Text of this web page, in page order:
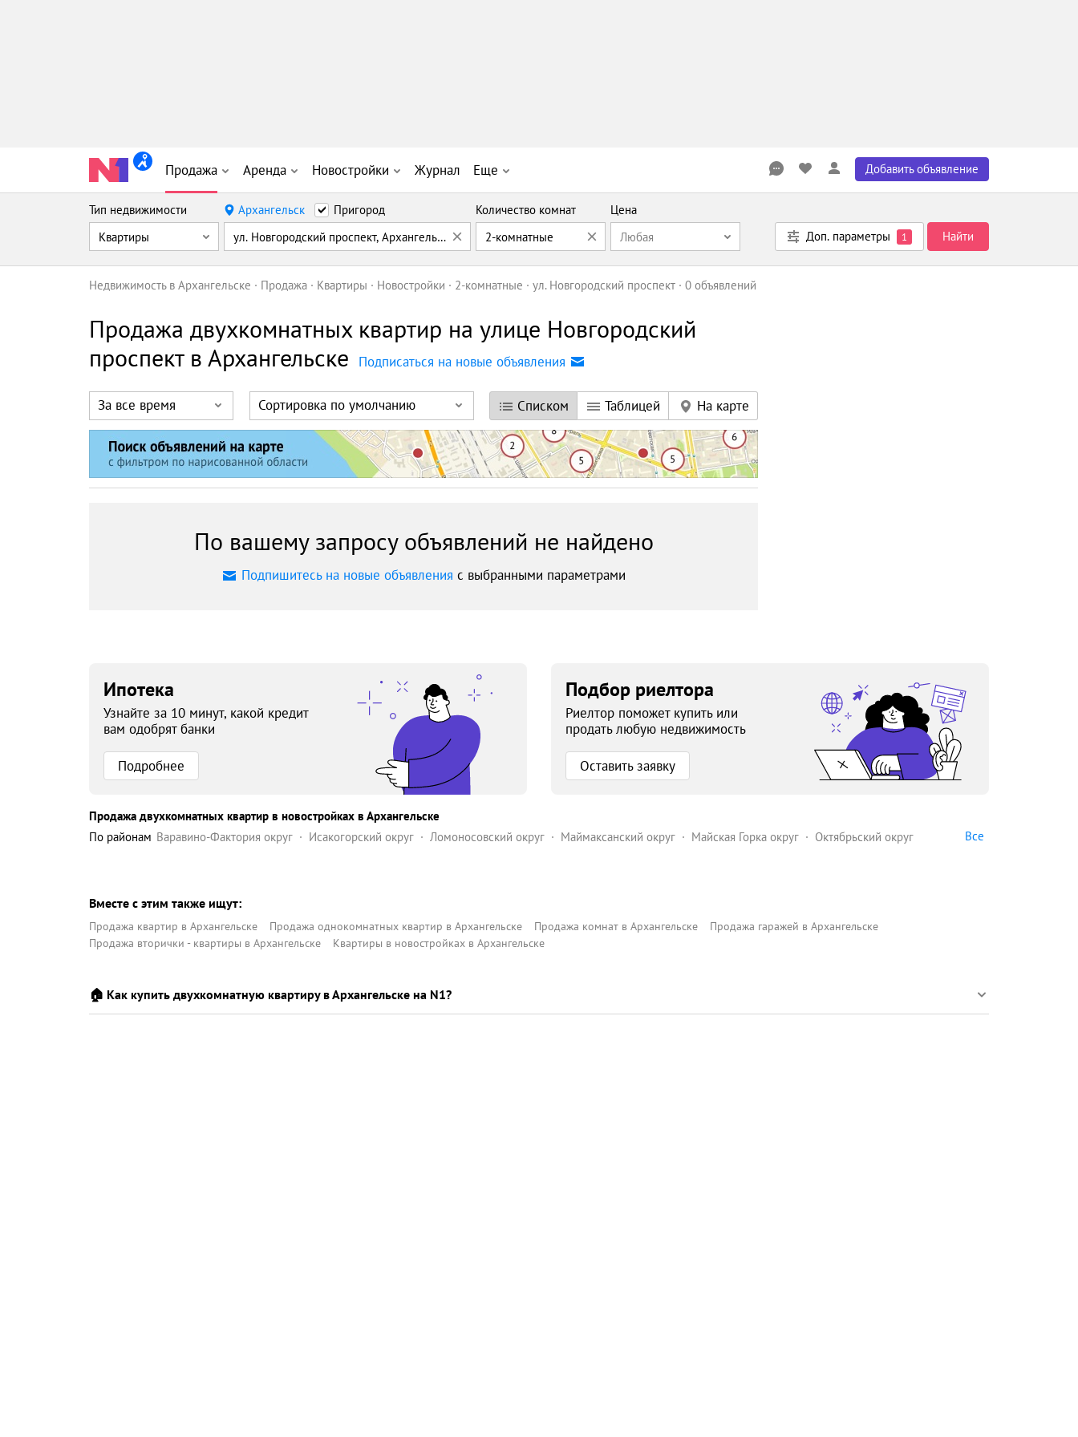
Продажа Аренда Новостройки Журнал Еще Добавить объявление
Тип недвижимости
Квартиры
Архангельск
Пригород
ул. Новгородский проспект, Архангельск
Количество комнат
2-комнатные
Цена
Любая
Доп. параметры 1 Найти
Недвижимость в Архангельске Продажа Квартиры Новостройки 2-комнатные ул. Новгородский проспект 0 объявлений
Продажа двухкомнатных квартир на улице Новгородский
проспект в Архангельске
Подписаться на новые объявления
За все время Сортировка по умолчанию Списком Таблицей На карте
По вашему запросу объявлений не найдено
Подпишитесь на новые объявления с выбранными параметрами
Ипотека
Узнайте за 10 минут, какой кредит
вам одобрят банки
Подробнее
Подбор риелтора
Риелтор поможет купить или
продать любую недвижимость
Оставить заявку
Продажа двухкомнатных квартир в новостройках в Архангельске
по районам Варавино-Фактория округ Исакогорский округ Ломоносовский округ Маймаксанский округ Майская Горка округ
Октябрьский округ
Все
Вместе с этим также ищут:
Продажа квартир в Архангельске Продажа однокомнатных квартир в Архангельске Продажа комнат в Архангельске
Продажа гаражей в Архангельске
Продажа вторички - квартиры в Архангельске
Квартиры в новостройках в Архангельске
🏠 Как купить двухкомнатную квартиру в Архангельске на N1?